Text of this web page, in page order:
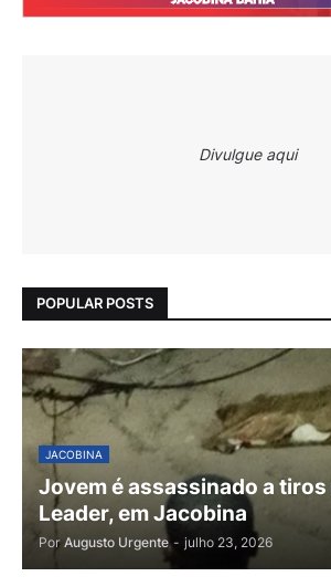
Divulgue aqui
POPULAR POSTS
JACOBINA
Jovem é assassinado a
Leader, em Jacobina
Por Augusto Urgente - julho 23, 2026